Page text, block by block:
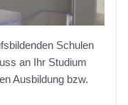
Schulen
an Ihr Studium
Ausbildung bzw.